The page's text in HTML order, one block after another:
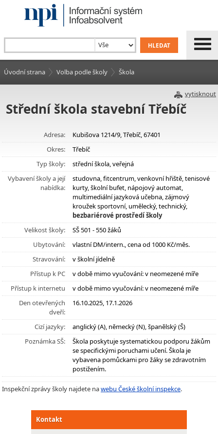
Úvodní strana Volba podle školy Škola
vytisknout
Střední škola stavební Třebíč
Adresa:
Kubišova 1214/9, Třebíč, 67401
Okres:
Třebíč
Typ školy:
střední škola, veřejná
Vybavení školy a její
nabídka:
studovna, fitcentrum, venkovní hřiště, tenisové
kurty, školní bufet, nápojový automat,
multimediální jazyková učebna, zájmový
kroužek sportovní, umělecký, technický,
bezbariérové prostředí školy
Velikost školy:
SŠ 501 - 550 žáků
Ubytování:
vlastní DM/intern., cena od 1000 Kč/měs.
Stravování:
v školní jídelně
Přístup k PC
v době mimo vyučování: v neomezené míře
Přístup k internetu
v době mimo vyučování: v neomezené míře
Den otevřených
dveří:
16.10.2025, 17.1.2026
Cizí jazyky:
anglický (A), německý (N), španělský (Š)
Poznámka SŠ:
Škola poskytuje systematickou podporu žákům
se specifickými poruchami učení. Škola je
vybavena pomůckami pro žáky se zdravotním
postižením.
Inspekční zprávy školy najdete nawebu České školní inspekce.
Kontakt